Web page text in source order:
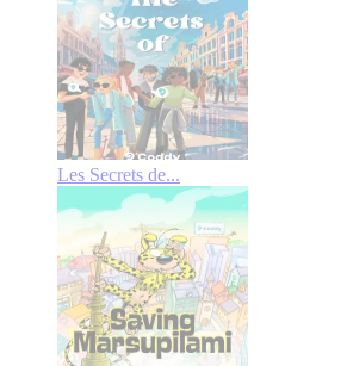
Les Secrets de...